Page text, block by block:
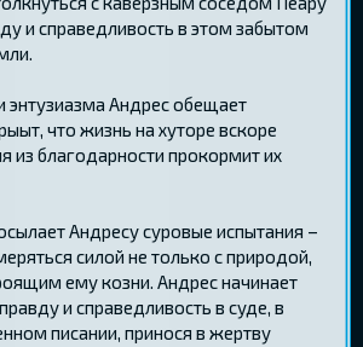
и справедливость в этом забытом
Андрес обещает
что жизнь на хуторе вскоре
из благодарности прокормит их
Андресу суровые испытания –
силой не только с природой,
ему козни. Андрес начинает
и справедливость в суде, в
писании, принося в жертву